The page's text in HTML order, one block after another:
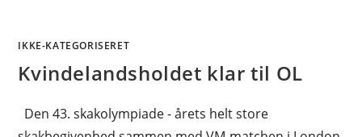
IKKE-KATEGORISERET
Kvindelandsholdet klar til OL
Den 43. skakolympiade - årets helt store